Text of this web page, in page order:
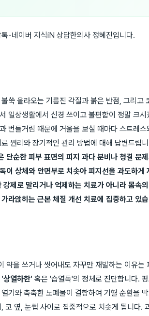
-네이버 지식iN 상담한의사 정혜진입니다.
쑥 올라오는 기름진 각질과 붉은 반점, 그리고
일상생활에서 신경 쓰이고 불편함이 정말 크
번들거림 때문에 거울을 보실 때마다 스트레
원리와 장기적인 관리 방법에 대해 답변드립
단순한 피부 표면의 피지 과다 분비나 청결 문
이 상체와 안면부로 치솟아 피지선을 과도하
강제로 말리거나 억제하는 치료가 아니라 몸속
라앉히는 근본 체질 개선 치료에 집중하고 있
약을 쓰거나 씻어내도 자꾸만 재발하는 이유는
'상열하한' 혹은 '습열독'의 정체로 진단합니다.
기와 축축한 노폐물이 결합하여 기혈 순환을
코 옆, 눈썹 사이로 집중적으로 치솟게 됩니다.